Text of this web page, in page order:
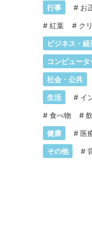
行事 # お
# 紅葉 # ク
ビジネス・経
コンピュータ
社会・公共
生活 # イ
# 食べ物 #
健康 # 医
その他 #